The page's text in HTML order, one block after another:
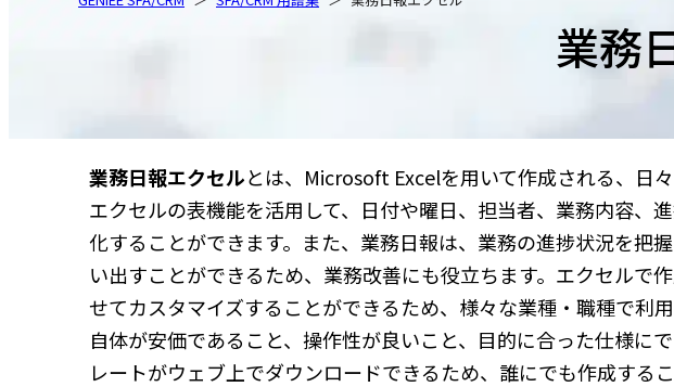
業務
業務日報エクセルとは、Microsoft Excelを用いて作成される、日
エクセルの表機能を活用して、日付や曜日、担当者、業務内容、
化することができます。また、業務日報は、業務の進捗状況を把
い出すことができるため、業務改善にも役立ちます。エクセルで
せてカスタマイズすることができるため、様々な業種・職種で利
自体が安価であること、操作性が良いこと、目的に合った仕様に
レートがウェブ上でダウンロードできるため、誰にでも作成するこ